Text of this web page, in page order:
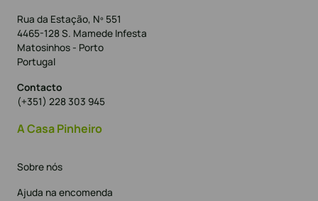
Rua da Estação, Nº 551
4465-128 S. Mamede Infesta
Matosinhos - Porto
Portugal
Contacto
(+351) 228 303 945
A Casa Pinheiro
Sobre nós
Ajuda na encomenda